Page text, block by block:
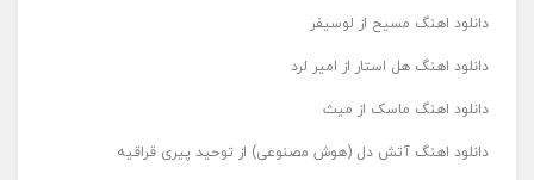
دانلود اهنگ مسیح از لوسیفر
دانلود اهنگ هل استار از امیر لرد
دانلود اهنگ ماسک از میث
دانلود اهنگ آتش دل (هوش مصنوعی) از توحید پیری قراقیه